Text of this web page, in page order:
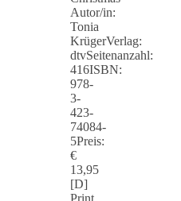
Autor/in:
Tonia
KrügerVerlag:
dtvSeitenanzahl:
416ISBN:
978-
3-
423-
74084-
5Preis:
€
13,95
[D]
Print